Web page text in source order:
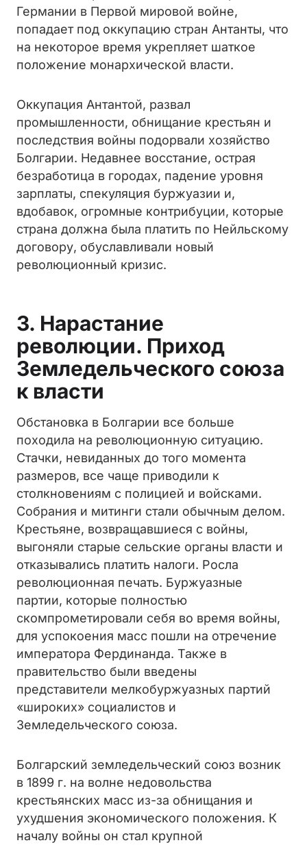
Германии в Первой мировой войне,
попадает под оккупацию стран Антанты, что
на некоторое время укрепляет шаткое
положение монархической власти.
Оккупация Антантой, развал
промышленности, обнищание крестьян и
последствия войны подорвали хозяйство
Болгарии. Недавнее восстание, острая
безработица в городах, падение уровня
зарплаты, спекуляция буржуазии и,
вдобавок, огромные контрибуции, которые
страна должна была платить по Нейльскому
договору, обуславливали новый
революционный кризис.
3. Нарастание
революции. Приход
Земледельческого союза
к власти
Обстановка в Болгарии все больше
походила на революционную ситуацию.
Стачки, невиданных до того момента
размеров, все чаще приводили к
столкновениям с полицией и войсками.
Собрания и митинги стали обычным делом.
Крестьяне, возвращавшиеся с войны,
выгоняли старые сельские органы власти и
отказывались платить налоги. Росла
революционная печать. Буржуазные
партии, которые полностью
скомпрометировали себя во время войны,
для успокоения масс пошли на отречение
императора Фердинанда. Также в
правительство были введены
представители мелкобуржуазных партий
«широких» социалистов и
Земледельческого союза.
Болгарский земледельческий союз возник
в 1899 г. на волне недовольства
крестьянских масс из-за обнищания и
ухудшения экономического положения. К
началу войны он стал крупной